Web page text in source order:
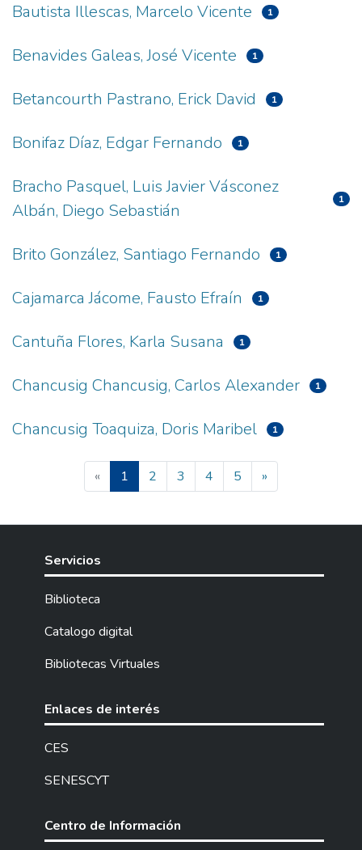
Bautista Illescas, Marcelo Vicente 1
Benavides Galeas, José Vicente 1
Betancourth Pastrano, Erick David 1
Bonifaz Díaz, Edgar Fernando 1
Bracho Pasquel, Luis Javier Vásconez
Albán, Diego Sebastián
1
Brito González, Santiago Fernando 1
Cajamarca Jácome, Fausto Efraín 1
Cantuña Flores, Karla Susana 1
Chancusig Chancusig, Carlos Alexander 1
Chancusig Toaquiza, Doris Maribel 1
« 1 (current)
2 3 4 5 »
Servicios
Biblioteca
Catalogo digital
Bibliotecas Virtuales
Enlaces de interés
CES
SENESCYT
Centro de Información